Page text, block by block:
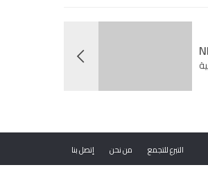
التبرع للتجمع من نحن إتصل بنا